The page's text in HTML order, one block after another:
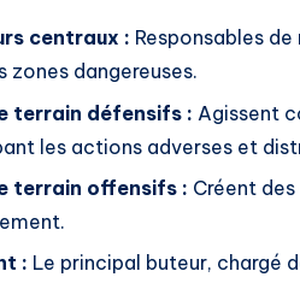
centraux : Responsables
zones dangereuses.
terrain défensifs : Agissent
les actions adverses et
terrain offensifs : Créent
: Le principal buteur, chargé